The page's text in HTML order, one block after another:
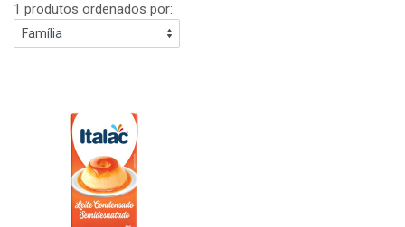
1 produtos ordenados por: